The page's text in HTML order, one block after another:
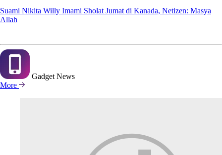
Suami Nikita Willy Imami Sholat Jumat di Kanada, Netizen: Masya
Allah
Gadget News
More